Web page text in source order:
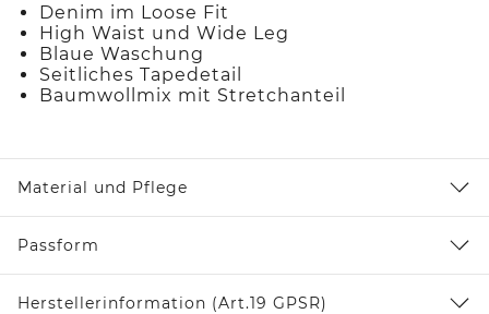
Denim im Loose Fit
High Waist und Wide Leg
Blaue Waschung
Seitliches Tapedetail
Baumwollmix mit Stretchanteil
Material und Pflege
Passform
Herstellerinformation (Art.19 GPSR)